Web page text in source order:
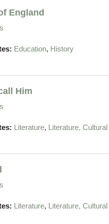
England
Education, History
Him
Literature, Literature,
Literature, Literature,